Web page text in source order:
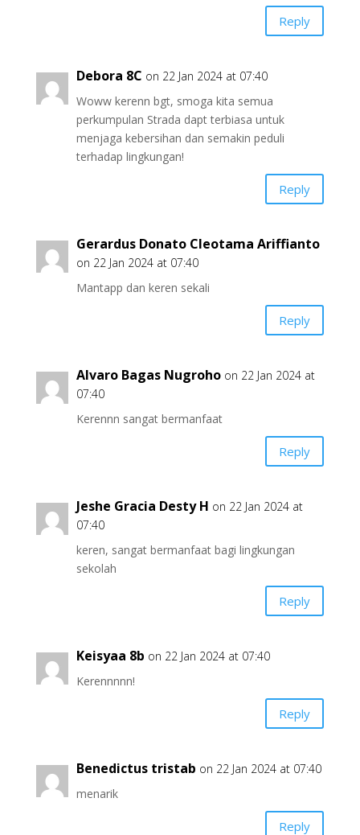
Reply
Debora 8C on 22 Jan 2024 at 07:40
Woww kerenn bgt, smoga kita semua
perkumpulan Strada dapt terbiasa untuk
menjaga kebersihan dan semakin peduli
terhadap lingkungan!
Reply
Gerardus Donato Cleotama Ariffianto
on 22 Jan 2024 at 07:40
Mantapp dan keren sekali
Reply
Alvaro Bagas Nugroho on 22 Jan 2024 at
07:40
Kerennn sangat bermanfaat
Reply
Jeshe Gracia Desty H on 22 Jan 2024 at
07:40
keren, sangat bermanfaat bagi lingkungan
sekolah
Reply
Keisyaa 8b on 22 Jan 2024 at 07:40
Kerennnnn!
Reply
Benedictus tristab on 22 Jan 2024 at 07:40
menarik
Reply